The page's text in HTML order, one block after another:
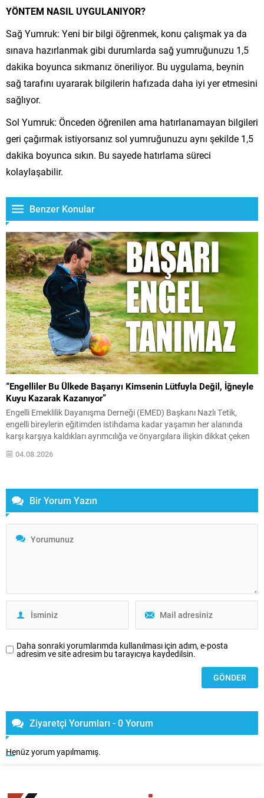
YÖNTEM NASIL UYGULANIYOR?
Sağ Yumruk: Yeni bir bilgi öğrenmek, konu çalışmak ya da
sınava hazırlanmak gibi durumlarda sağ yumruğunuzu 1,5
dakika boyunca sıkmanız öneriliyor. Bu uygulama, beynin
sağ tarafını uyararak bilgilerin hafızada daha iyi yer etmesini
sağlıyor.
Sol Yumruk: Önceden öğrenilen ama hatırlanamayan bilgileri
geri çağırmak istiyorsanız sol yumruğunuzu aynı şekilde 1,5
dakika boyunca sıkın. Bu sayede hatırlama süreci
kolaylaşabilir.
Benzer Konular
“Engelliler Bu Ülkede Başarıyı Kimsenin Lütfuyla Değil, İğneyle
Kuyu Kazarak Kazanıyor”
Engelli Emeklilik Dayanışma Derneği (EMED) Başkanı Nazlı Tetik,
engelli bireylerin eğitimden istihdama kadar yaşamın her alanında
karşı karşıya kaldıkları ayrımcılığa ve önyargılara ilişkin dikkat çeken
çoğu zaman yeterince takdir edilmediğini belirterek, “Engelliler bu
04.08.2026
Bir Yorum Yazın
Daha sonraki yorumlarımda kullanılması için adım, e-posta
adresim ve site adresim bu tarayıcıya kaydedilsin.
Ziyaretçi Yorumları - 0 Yorum
Henüz yorum yapılmamış.